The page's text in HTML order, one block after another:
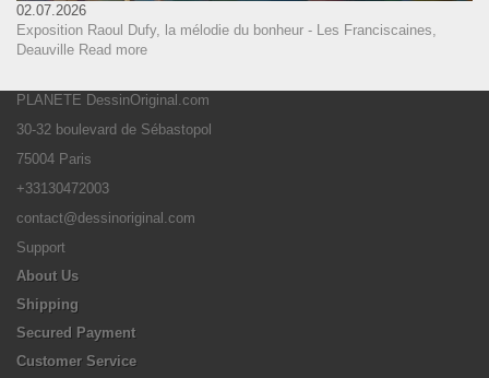
02.07.2026
Exposition Raoul Dufy, la mélodie du bonheur - Les Franciscaines,
Deauville Read more
PLANETE DessinOriginal.com
30-32 boulevard de Sébastopol
75004 Paris
+33130472003
contact@dessinoriginal.com
Support
About Us
Shipping
Secured Payment
Customer Service